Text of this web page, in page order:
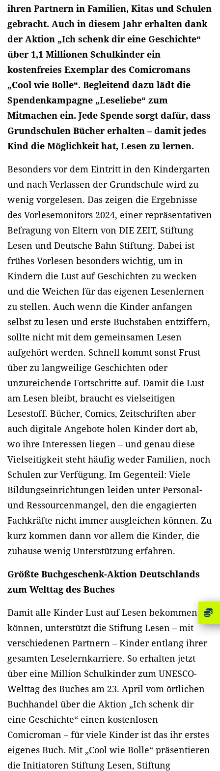
ihren Partnern in Familien, Kitas und Schulen
gebracht. Auch in diesem Jahr erhalten dank
der Aktion „Ich schenk dir eine Geschichte“
über 1,1 Millionen Schulkinder ein
kostenfreies Exemplar des Comicromans
„Cool wie Bolle“. Begleitend dazu lädt die
Spendenkampagne „Leseliebe“ zum
Mitmachen ein. Jede Spende sorgt dafür, dass
Grundschulen Bücher erhalten – damit jedes
Kind die Möglichkeit hat, Lesen zu lernen.
Besonders vor dem Eintritt in den Kindergarten
und nach Verlassen der Grundschule wird zu
wenig vorgelesen. Das zeigen die Ergebnisse
des Vorlesemonitors 2024, einer repräsentativen
Befragung von Eltern von DIE ZEIT, Stiftung
Lesen und Deutsche Bahn Stiftung. Dabei ist
frühes Vorlesen besonders wichtig, um in
Kindern die Lust auf Geschichten zu wecken
und die Weichen für das eigenen Lesenlernen
zu stellen. Auch wenn die Kinder anfangen
selbst zu lesen und erste Buchstaben entziffern,
sollte nicht mit dem gemeinsamen Lesen
aufgehört werden. Schnell kommt sonst Frust
über zu langweilige Geschichten oder
unzureichende Fortschritte auf. Damit die Lust
am Lesen bleibt, braucht es vielseitigen
Lesestoff. Bücher, Comics, Zeitschriften aber
auch digitale Angebote holen Kinder dort ab,
wo ihre Interessen liegen – und genau diese
Vielseitigkeit steht häufig weder Familien, noch
Schulen zur Verfügung. Im Gegenteil: Viele
Bildungseinrichtungen leiden unter Personal-
und Ressourcenmangel, den die engagierten
Fachkräfte nicht immer ausgleichen können. Zu
kurz kommen dann vor allem die Kinder, die
zuhause wenig Unterstützung erfahren.
Größte Buchgeschenk-Aktion Deutschlands
zum Welttag des Buches
Damit alle Kinder Lust auf Lesen bekommen
können, unterstützt die Stiftung Lesen – mit
verschiedenen Partnern – Kinder entlang ihrer
gesamten Leselernkarriere. So erhalten jetzt
über eine Million Schulkinder zum UNESCO-
Welttag des Buches am 23. April vom örtlichen
Buchhandel über die Aktion „Ich schenk dir
eine Geschichte“ einen kostenlosen
Comicroman – für viele Kinder ist das ihr erstes
eigenes Buch. Mit „Cool wie Bolle“ präsentieren
die Initiatoren Stiftung Lesen, Stiftung